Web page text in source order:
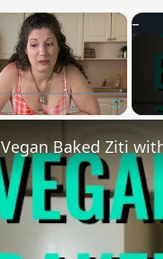
×
Vegan Baked Ziti